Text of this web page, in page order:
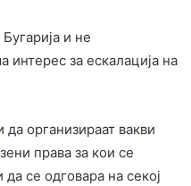
и не
интерес за ескалација на
организираат вакви
права за кои се
се одговара на секој